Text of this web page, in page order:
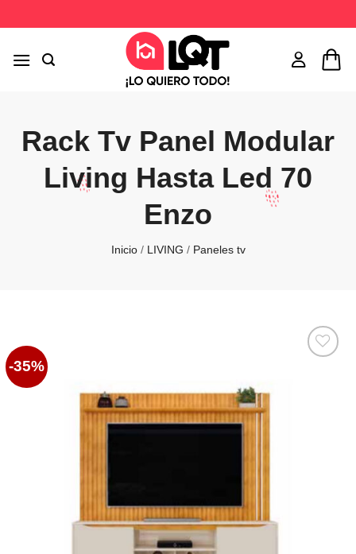
al
Rack Tv Panel Modular
Living Hasta Led 70
Enzo
Inicio / LIVING / Paneles tv
-35%